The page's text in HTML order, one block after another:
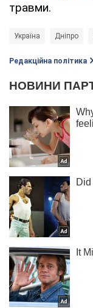
травми.
Україна Дніпро
Редакційна політика